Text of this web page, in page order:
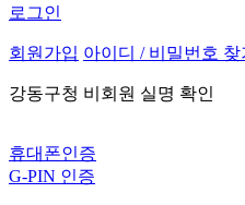
로그인
회원가입 아이디 / 비밀번호 찾
강동구청 비회원 실명 확인
휴대폰인증
G-PIN 인증